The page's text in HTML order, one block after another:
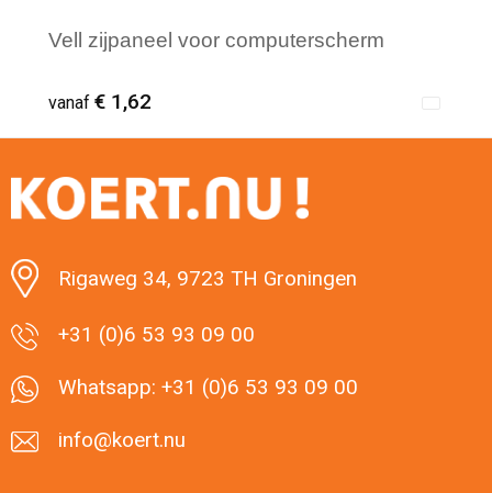
Vell zijpaneel voor computerscherm
vanaf € 1,62
Minimale afname: 1
Rigaweg 34, 9723 TH Groningen
+31 (0)6 53 93 09 00
Whatsapp: +31 (0)6 53 93 09 00
info@koert.nu